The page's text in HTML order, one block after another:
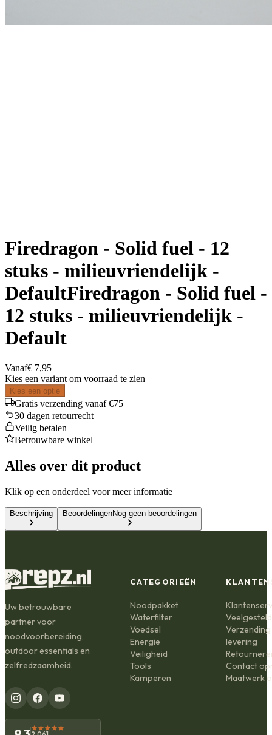
Firedragon - Solid fuel - 12
stuks - milieuvriendelijk -
DefaultFiredragon - Solid fuel -
12 stuks - milieuvriendelijk -
Default
Vanaf€ 7,95
Kies een variant om voorraad te zien
Kies een optie
Gratis verzending vanaf €75
30 dagen retourrecht
Veilig betalen
Betrouwbare winkel
Alles over dit product
Klik op een onderdeel voor meer informatie
Beschrijving BeoordelingenNog geen beoordelingen
Uw betrouwbare
partner voor
noodvoorbereiding,
outdoor essentials en
zelfredzaamheid.
CATEGORIEËN
Noodpakket
Waterfilter
Voedsel
Energie
Veiligheid
Tools
Kamperen
Verzending
levering
Contact
Maatwerk